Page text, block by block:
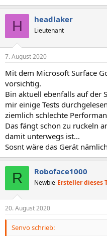
H headlaker
Lieutenant
7. August 2020
Mit dem Microsoft Surface
vorsichtig.
Bin aktuell ebenfalls auf der
mir einige Tests
ziemlich schlechte
Das fängt schon zu ruckeln
damit unterwegs ist...
Sosnt wäre das Gerät
R Roboface1000
Newbie Ersteller dieses
20. August 2020
Senvo schrieb: